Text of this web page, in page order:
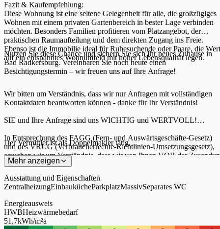
Fazit & Kaufempfehlung:
Diese Wohnung ist eine seltene Gelegenheit für alle, die großzügiges
Wohnen mit einem privaten Gartenbereich in bester Lage verbinden
möchten. Besonders Familien profitieren vom Platzangebot, der
praktischen Raumaufteilung und dem direkten Zugang ins Freie.
Ebenso ist die Immobilie ideal für Ruhesuchende oder Paare, die Wert
auf ein entspanntes Wohnumfeld mit hoher Lebensqualität legen.
Nutzen Sie diese Chance und sichern Sie sich Ihr neues Zuhause in
Bad Radkersburg. Vereinbaren Sie noch heute einen
Besichtigungstermin – wir freuen uns auf Ihre Anfrage!
Wir bitten um Verständnis, dass wir nur Anfragen mit vollständigen
Kontaktdaten beantworten können - danke für Ihr Verständnis!
SIE und Ihre Anfrage sind uns WICHTIG und WERTVOLL!
In Entsprechung des FAGG (Fern- und Auswärtsgeschäfte-Gesetz)
und des VRUG (Verbraucherrechte-Richtlinien-Umsetzungsgesetz),
ersuchen wir um Verständnis, dass wir von Ihnen VOR der
des Exposés die Bestätigung des sofortigen Tätigwerdens, sowie über
Darüber hinaus ist es uns aufgrund unserer Nachweispflicht
dem Eigentümer leider nur mehr möglich Termine erst nach Erhalt
einer Anfrage vom vollständigen Kontaktangaben (Name, Telefon, E-
Mail) zu vereinbaren. Dies gilt auch für die Weitergabe relevanter
Informationen zu den Objekten.
Der Vermittler ist als Doppelmakler tätig.
Mehr anzeigen
Ausstattung und Eigenschaften
ZentralheizungEinbaukücheParkplatzMassivSeparates WC
Energieausweis
HWBHeizwärmebedarf
51,7kWh/m²a